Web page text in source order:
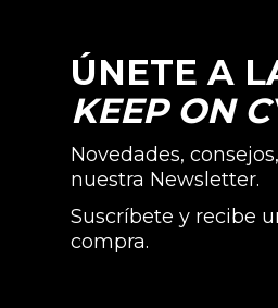
ÚNETE A
KEEP ON
Novedades,
nuestra Newsletter.
Suscríbete y recibe
compra.